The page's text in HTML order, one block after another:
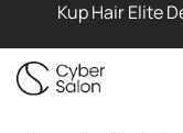
Kup Hair Elite